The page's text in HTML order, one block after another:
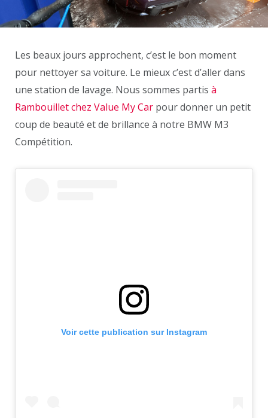
Les beaux jours approchent, c’est le bon moment
pour nettoyer sa voiture. Le mieux c’est d’aller dans
une station de lavage. Nous sommes partis à
Rambouillet chez Value My Car pour donner un petit
coup de beauté et de brillance à notre BMW M3
Compétition.
Voir cette publication sur Instagram